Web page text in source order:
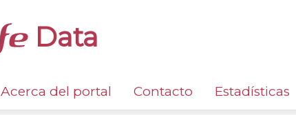
Data
Acerca del portal Contacto Estadísticas